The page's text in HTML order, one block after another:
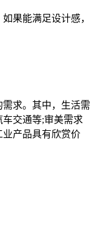
果能满足设计感，
求。其中，生活需
交通等;审美需求
产品具有欣赏价